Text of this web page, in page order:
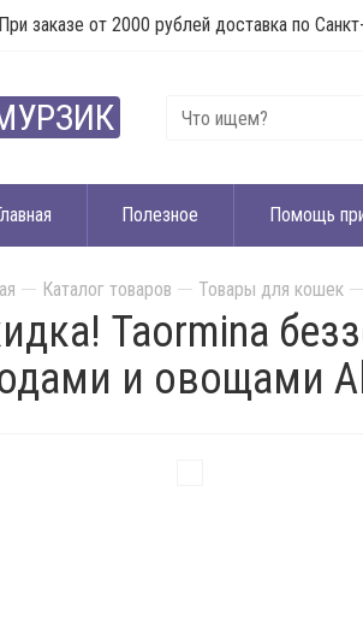
заказе от 2000 рублей доставка по
Полезное Помощь
Каталог товаров Товары для кошек
Taormina
и овощами